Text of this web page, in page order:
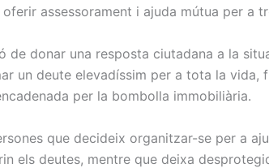
assessorament i ajuda mútua per a
de donar una resposta ciutadana a la
un deute elevadíssim per a tota la
per la bombolla immobiliària.
que decideix organitzar-se per a
els deutes, mentre que deixa